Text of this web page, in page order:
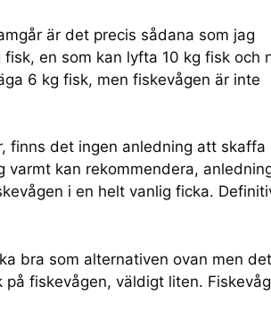
är det precis sådana som jag
en som kan lyfta 10 kg fisk och
6 kg fisk, men fiskevågen är inte
finns det ingen anledning att skaffa
varmt kan rekommendera,
i en helt vanlig ficka.
bra som alternativen ovan men
fiskevågen, väldigt liten.